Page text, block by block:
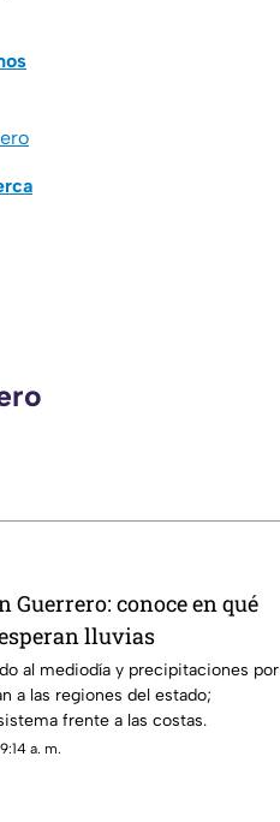
Guerrero: conoce en qué
lluvias
al mediodía y precipitaciones por
a las regiones del estado;
frente a las costas.
a. m.